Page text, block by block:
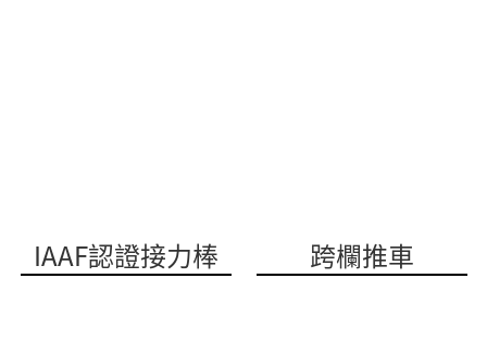
IAAF認證接力棒 跨欄推車